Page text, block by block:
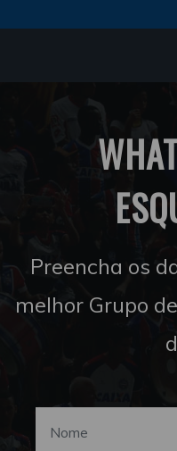
Preencha os
melhor Grupo